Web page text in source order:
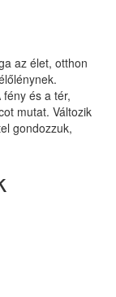
az élet, otthon
és a tér,
mutat. Változik
gondozzuk,